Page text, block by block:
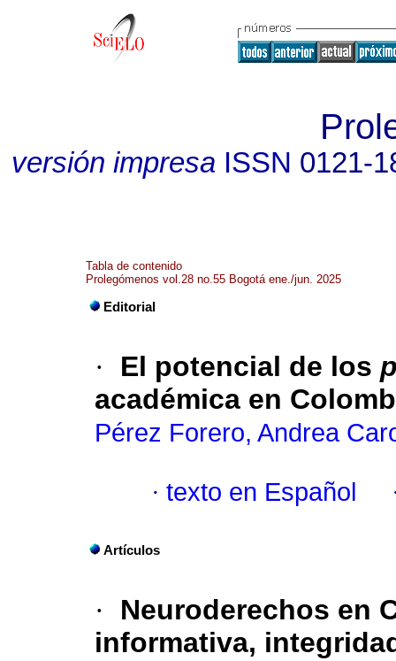
versión impresaISSN 0121-
Tabla de contenido
Prolegómenos vol.28 no.55 Bogotá ene./jun. 2025
Editorial
· El potencial de los
académica en
Pérez Forero, Andrea
· texto en Español
Artículos
·
Neuroderechos en
informativa,